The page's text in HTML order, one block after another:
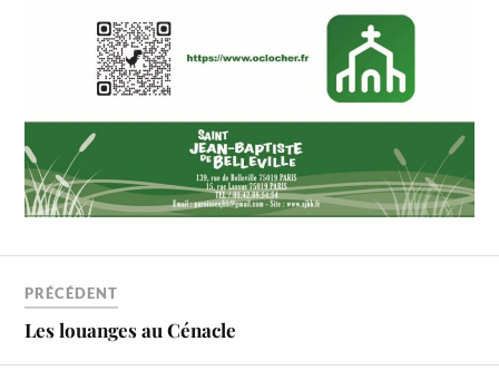
PRÉCÉDENT
Les louanges au Cénacle